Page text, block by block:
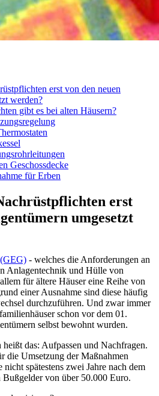
erst von den neuen
werden?
gibt es bei alten Häusern?
Geschossdecke
für Erben
erst
umgesetzt
(GEG) - welches die Anforderungen an
Anlagentechnik und Hülle von
für ältere Häuser eine Reihe von
einer Ausnahme sind diese häufig
durchzuführen. Und zwar immer
schon vor dem 01.
selbst bewohnt wurden.
das: Aufpassen und Nachfragen.
die Umsetzung der Maßnahmen
spätestens zwei Jahre nach dem
von über 50.000 Euro.